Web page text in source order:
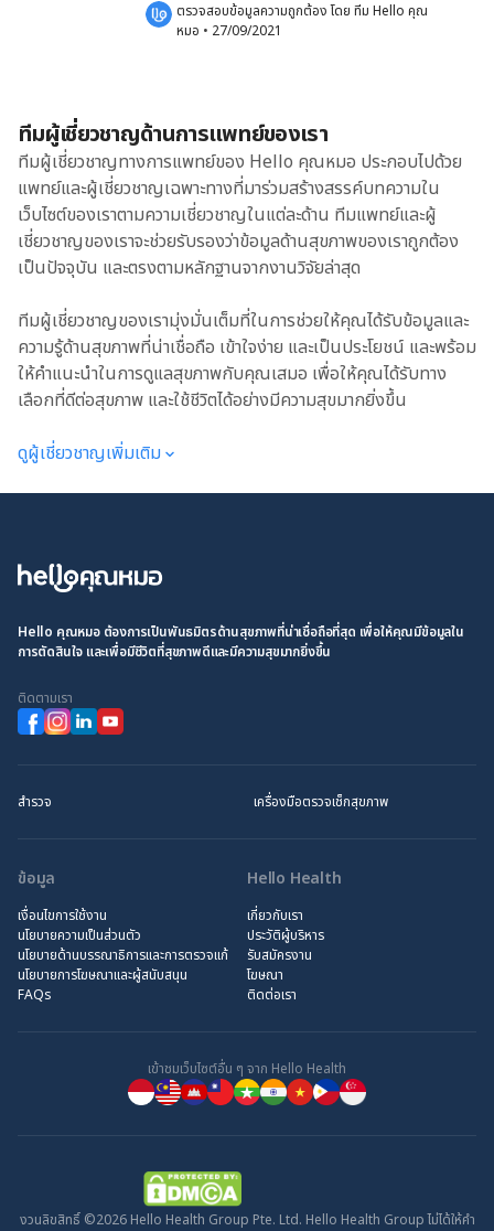
ตรวจสอบข้อมูลความถูกต้อง โดย ทีม Hello คุณ
หมอ • 27/09/2021
ทีมผู้เชี่ยวชาญด้านการแพทย์ของเรา
ทีมผู้เชี่ยวชาญทางการแพทย์ของ Hello คุณหมอ ประกอบไปด้วย
แพทย์และผู้เชี่ยวชาญเฉพาะทางที่มาร่วมสร้างสรรค์บทความใน
เว็บไซต์ของเราตามความเชี่ยวชาญในแต่ละด้าน ทีมแพทย์และผู้
เชี่ยวชาญของเราจะช่วยรับรองว่าข้อมูลด้านสุขภาพของเราถูกต้อง
เป็นปัจจุบัน และตรงตามหลักฐานจากงานวิจัยล่าสุด
ทีมผู้เชี่ยวชาญของเรามุ่งมั่นเต็มที่ในการช่วยให้คุณได้รับข้อมูลและ
ความรู้ด้านสุขภาพที่น่าเชื่อถือ เข้าใจง่าย และเป็นประโยชน์ และพร้อม
ให้คำแนะนำในการดูแลสุขภาพกับคุณเสมอ เพื่อให้คุณได้รับทาง
เลือกที่ดีต่อสุขภาพ และใช้ชีวิตได้อย่างมีความสุขมากยิ่งขึ้น
ดูผู้เชี่ยวชาญเพิ่มเติม
Hello คุณหมอ ต้องการเป็นพันธมิตรด้านสุขภาพที่น่าเชื่อถือที่สุด เพื่อให้คุณมีข้อมูลใน
การตัดสินใจ และเพื่อมีชีวิตที่สุขภาพดีและมีความสุขมากยิ่งขึ้น
ติดตามเรา
สำรวจ เครื่องมือตรวจเช็กสุขภาพ
ข้อมูล
เงื่อนไขการใช้งาน
นโยบายความเป็นส่วนตัว
นโยบายด้านบรรณาธิการและการตรวจแก้
นโยบายการโฆษณาและผู้สนับสนุน
FAQs
Hello Health
เกี่ยวกับเรา
ประวัติผู้บริหาร
รับสมัครงาน
โฆษณา
ติดต่อเรา
เข้าชมเว็บไซต์อื่น ๆ จาก Hello Health
งวนลิขสิทธิ์ ©2026 Hello Health Group Pte. Ltd. Hello Health Group ไม่ได้ให้คำ